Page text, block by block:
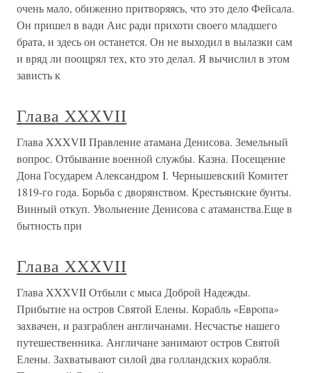
очень мало, обиженно притворяясь, что это дело Фейсала.
Он пришел в вади Аис ради прихоти своего младшего
брата, и здесь он останется. Он не выходил в вылазки сам
и вряд ли поощрял тех, кто это делал. Я вычислил в этом
зависть к
Глава XXXVII
Глава XXXVII Правление атамана Денисова. Земельный
вопрос. Отбывание военной службы. Казна. Посещение
Дона Государем Александром I. Чернышевский Комитет
1819-го года. Борьба с дворянством. Крестьянские бунты.
Винный откуп. Увольнение Денисова с атаманства.Еще в
бытность при
Глава XXXVII
Глава XXXVII Отбыли с мыса Доброй Надежды.
Прибытие на остров Святой Елены. Корабль «Eвpoпa»
захвачен, и разграблен англичанами. Несчастье нашего
путешественника. Англичане занимают остров Святой
Елены. Захватывают силой два голландских корабля.